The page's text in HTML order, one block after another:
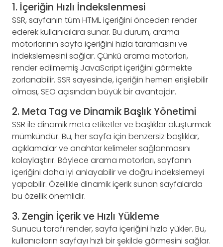
1. İçeriğin Hızlı İndekslenmesi
SSR, sayfanın tüm HTML içeriğini önceden render
ederek kullanıcılara sunar. Bu durum, arama
motorlarının sayfa içeriğini hızla taramasını ve
indekslemesini sağlar. Çünkü arama motorları,
render edilmemiş JavaScript içeriğini görmekte
zorlanabilir. SSR sayesinde, içeriğin hemen erişilebilir
olması, SEO açısından büyük bir avantajdır.
2. Meta Tag ve Dinamik Başlık Yönetimi
SSR ile dinamik meta etiketler ve başlıklar oluşturmak
mümkündür. Bu, her sayfa için benzersiz başlıklar,
açıklamalar ve anahtar kelimeler sağlanmasını
kolaylaştırır. Böylece arama motorları, sayfanın
içeriğini daha iyi anlayabilir ve doğru indekslemeyi
yapabilir. Özellikle dinamik içerik sunan sayfalarda
bu özellik önemlidir.
3. Zengin İçerik ve Hızlı Yükleme
Sunucu tarafı render, sayfa içeriğini hızla yükler. Bu,
kullanıcıların sayfayı hızlı bir şekilde görmesini sağlar.